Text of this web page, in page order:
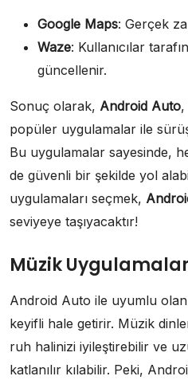
Google Maps: Gerçek
Waze: Kullanıcılar
güncellenir.
Sonuç olarak, Android Auto,
popüler uygulamalar ile
Bu uygulamalar sayesinde,
de güvenli bir şekilde yol
uygulamaları seçmek,
seviyeye taşıyacaktır!
Müzik
Android Auto ile uyumlu
keyifli hale getirir. Müzik
ruh halinizi iyileştirebilir ve
katlanılır kılabilir. Peki,